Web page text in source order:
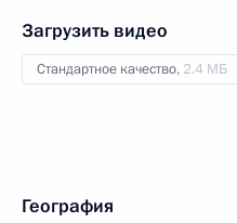
Загрузить видео
Стандартное качество, 2.4 МБ
География